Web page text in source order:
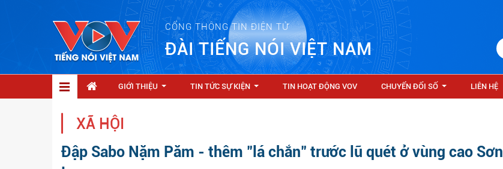
CỔNG THÔNG TIN ĐIỆN TỬ
ĐÀI TIẾNG NÓI VIỆT NAM
GIỚI THIỆU TIN TỨC SỰ KIỆN TIN HOẠT ĐỘNG VOV CHUYỂN ĐỔI SỐ LIÊN HỆ
XÃ HỘI
Đập Sabo Nặm Păm - thêm "lá chắn" trước lũ quét ở vùng cao Sơn